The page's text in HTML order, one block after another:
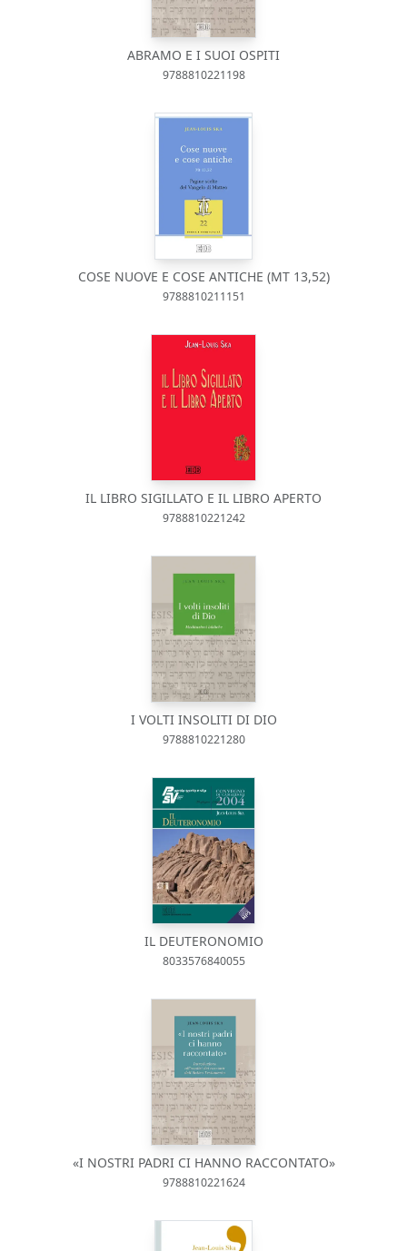
ABRAMO E I SUOI OSPITI
9788810221198
COSE NUOVE E COSE ANTICHE (MT 13,52)
9788810211151
IL LIBRO SIGILLATO E IL LIBRO APERTO
9788810221242
I VOLTI INSOLITI DI DIO
9788810221280
IL DEUTERONOMIO
8033576840055
«I NOSTRI PADRI CI HANNO RACCONTATO»
9788810221624